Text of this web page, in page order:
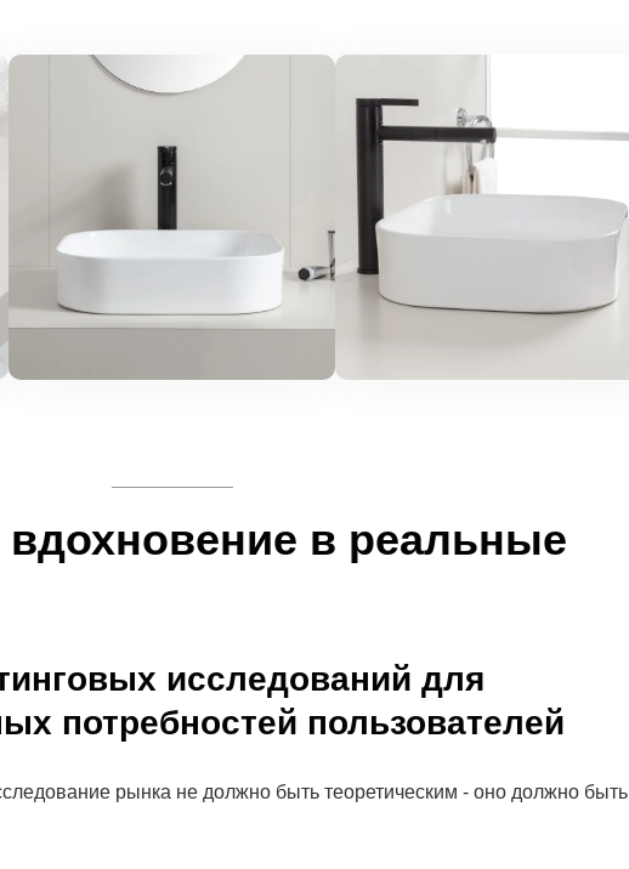
вдохновение в реальные
исследований для
потребностей пользователей
рынка не должно быть теоретическим - оно должно быть